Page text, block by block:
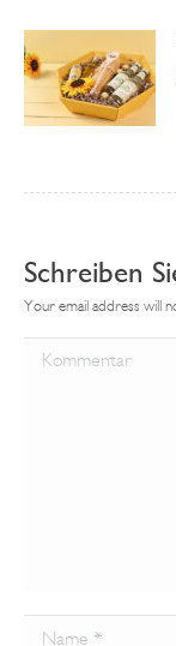
Schreiben
Your email address will
Kommentar
Name *